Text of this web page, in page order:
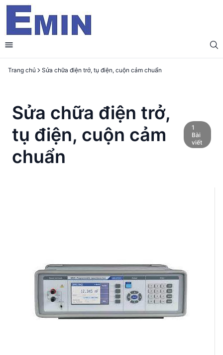
Trang chủ Sửa chữa điện trở, tụ điện, cuộn cảm chuẩn
Sửa chữa điện trở,
tụ điện, cuộn cảm
chuẩn
1
Bài
viết